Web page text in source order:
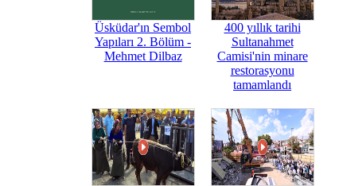
Üsküdar'ın Sembol
Yapıları 2. Bölüm -
Mehmet Dilbaz
400 yıllık tarihi
Sultanahmet
Camisi'nin minare
restorasyonu
tamamlandı